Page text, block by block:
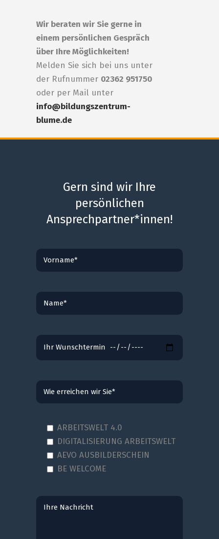
Wir beraten wir Sie gerne in
einem persönlichen Gespräch
über Ihre Möglichkeiten!
Melden Sie sich bei uns unter
der Rufnummer 02362 951750
oder per Mail unter
info@bildungszentrum-
blume.de
Gern sind wir Ihre
persönlichen
Ansprechpartner*innen!
ARBEITSWELT 4.0
DIGITALISIERUNG ARBEITSWELT
AEVO AUSBILDERSCHEIN
BE WELCOME